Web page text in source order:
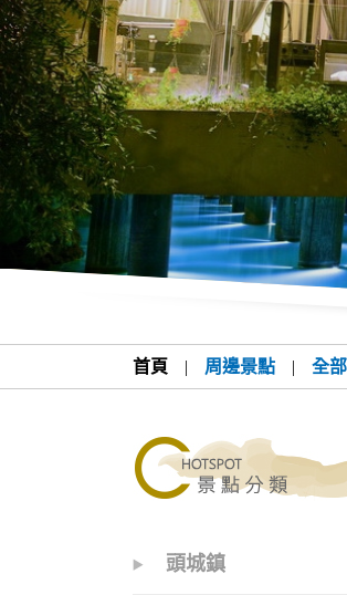
首頁 | 周邊景點 | 全
頭城鎮